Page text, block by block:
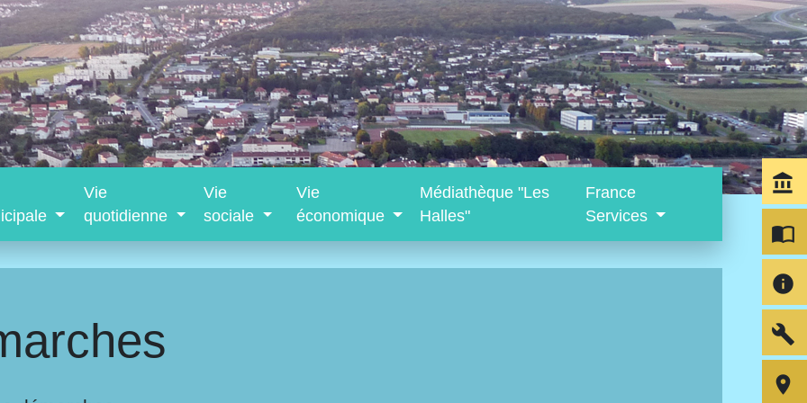
Vie
quotidienne
Vie
sociale
Vie
économique
Médiathèque "Les
Halles"
France
Services
account_balance
import_contacts
info
build
room